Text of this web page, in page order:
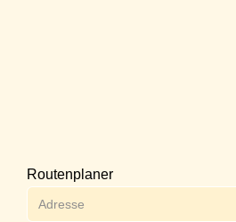
Routenplaner